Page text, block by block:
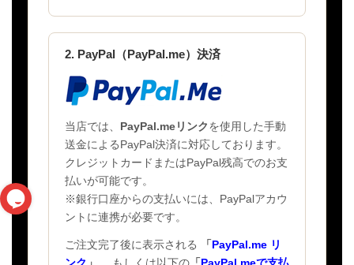
2. PayPal（PayPal.me）決済
当店では、 PayPal.meリンクを使用した手動
送金によるPayPal決済に対応しております。
クレジットカードまたはPayPal残高でのお支
払いが可能です。
※銀行口座からの支払いには、PayPalアカウ
ントに連携が必要です。
ご注文完了後に表示される 「 PayPal.me リ